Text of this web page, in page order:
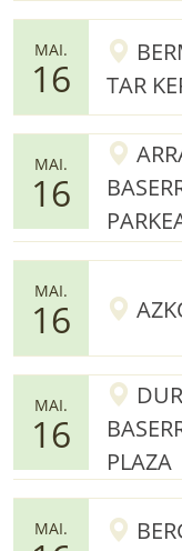
MAI.
16
TAR
MAI.
16
MAI.
16
MAI.
16
PLAZA
MAI.